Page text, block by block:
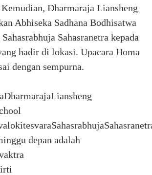
Dharmaraja Liansheng
Abhiseka Sadhana Bodhisatwa
Sahasranetra kepada
hadir di lokasi. Upacara Homa
dengan sempurna.
depan adalah